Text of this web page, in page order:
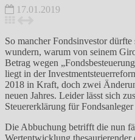
17.01.2019
So mancher Fondsinvestor
wundern, warum von seinem
Betrag wegen
liegt in der
2018 in Kraft, doch zwei
neuen Jahres. Leider lässt sich
Steuererklärung für
Die Abbuchung betrifft die nun
Wertentwicklung thesaurierender